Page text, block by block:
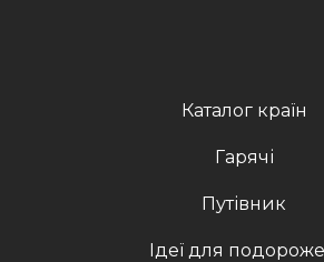
Каталог країн
Гарячі
Путівник
Ідеї для